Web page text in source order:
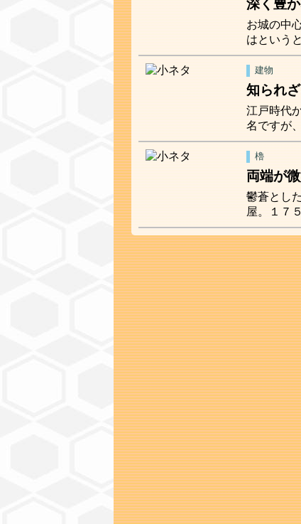
深く豊
お城の中
はという
建物
知られ
江戸時代
名ですが
櫓
両端が
鬱蒼とし
屋。１７